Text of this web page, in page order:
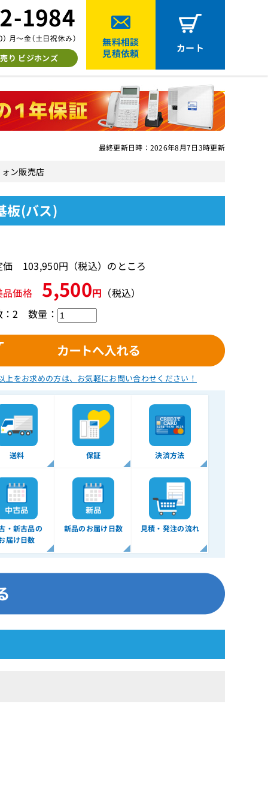
り ビジホンズ
無料相談
見積依頼
カート
最終更新日時：2026年8月7日3時更新
ン販売店
板(バス)
価 103,950円（税込）のところ
品価格 5,500円 （税込）
2 数量：
上をお求めの方は、 お気軽にお問い合わせください！
送料 保証 決済方法
・新古品の
届け日数
新品のお届け日数 見積・発注の流れ